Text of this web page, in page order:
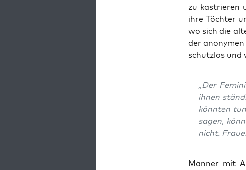
zu kas­trie­ren
ihre Töch­ter
wo sich die
der
schutz­los und
„Der
ihnen
könn­ten
sagen,
nicht.
Män­ner mit